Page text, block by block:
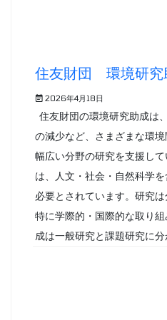
住友財団 環境研究
2026年4月18日
住友財団の環境研究助成は
の減少など、さまざまな環境
幅広い分野の研究を支援し
は、人文・社会・自然科学
必要とされています。研究は
特に学際的・国際的な取り
成は一般研究と課題研究に分